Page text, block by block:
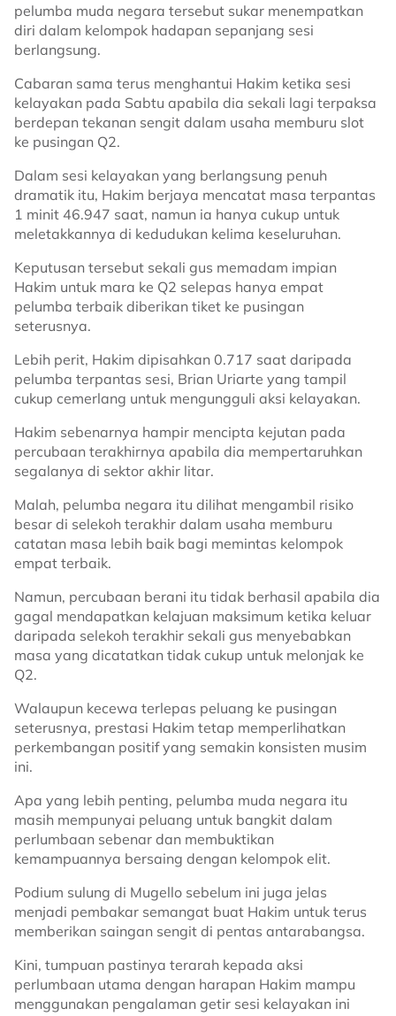
pelumba muda negara tersebut sukar menempatkan
diri dalam kelompok hadapan sepanjang sesi
berlangsung.
Cabaran sama terus menghantui Hakim ketika sesi
kelayakan pada Sabtu apabila dia sekali lagi terpaksa
berdepan tekanan sengit dalam usaha memburu slot
ke pusingan Q2.
Dalam sesi kelayakan yang berlangsung penuh
dramatik itu, Hakim berjaya mencatat masa terpantas
1 minit 46.947 saat, namun ia hanya cukup untuk
meletakkannya di kedudukan kelima keseluruhan.
Keputusan tersebut sekali gus memadam impian
Hakim untuk mara ke Q2 selepas hanya empat
pelumba terbaik diberikan tiket ke pusingan
seterusnya.
Lebih perit, Hakim dipisahkan 0.717 saat daripada
pelumba terpantas sesi, Brian Uriarte yang tampil
cukup cemerlang untuk mengungguli aksi kelayakan.
Hakim sebenarnya hampir mencipta kejutan pada
percubaan terakhirnya apabila dia mempertaruhkan
segalanya di sektor akhir litar.
Malah, pelumba negara itu dilihat mengambil risiko
besar di selekoh terakhir dalam usaha memburu
catatan masa lebih baik bagi memintas kelompok
empat terbaik.
Namun, percubaan berani itu tidak berhasil apabila dia
gagal mendapatkan kelajuan maksimum ketika keluar
daripada selekoh terakhir sekali gus menyebabkan
masa yang dicatatkan tidak cukup untuk melonjak ke
Q2.
Walaupun kecewa terlepas peluang ke pusingan
seterusnya, prestasi Hakim tetap memperlihatkan
perkembangan positif yang semakin konsisten musim
ini.
Apa yang lebih penting, pelumba muda negara itu
masih mempunyai peluang untuk bangkit dalam
perlumbaan sebenar dan membuktikan
kemampuannya bersaing dengan kelompok elit.
Podium sulung di Mugello sebelum ini juga jelas
menjadi pembakar semangat buat Hakim untuk terus
memberikan saingan sengit di pentas antarabangsa.
Kini, tumpuan pastinya terarah kepada aksi
perlumbaan utama dengan harapan Hakim mampu
menggunakan pengalaman getir sesi kelayakan ini